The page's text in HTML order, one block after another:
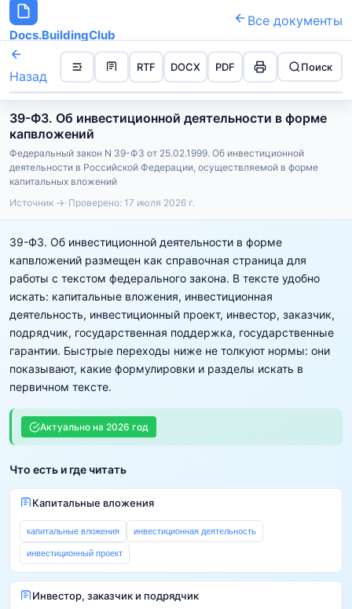
Docs.BuildingClub
Все документы
Назад
Поиск
RTF DOCX PDF
39-ФЗ. Об инвестиционной деятельности в форме
капвложений
Федеральный закон N 39-ФЗ от 25.02.1999. Об инвестиционной
деятельности в Российской Федерации, осуществляемой в форме
капитальных вложений
Источник → Проверено: 17 июля 2026 г.
39-ФЗ. Об инвестиционной деятельности в форме
капвложений размещен как справочная страница для
работы с текстом федерального закона. В тексте удобно
искать: капитальные вложения, инвестиционная
деятельность, инвестиционный проект, инвестор, заказчик,
подрядчик, государственная поддержка, государственные
гарантии. Быстрые переходы ниже не толкуют нормы: они
показывают, какие формулировки и разделы искать в
первичном тексте.
Актуально на 2026 год
Что есть и где читать
Капитальные вложения
капитальные вложения инвестиционная деятельность
инвестиционный проект
Инвестор, заказчик и подрядчик